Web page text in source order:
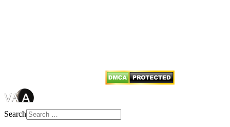
Search